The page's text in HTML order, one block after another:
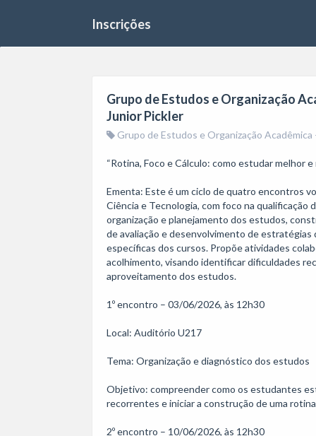
Inscrições
Grupo de Estudos e Organização
Junior Pickler
Grupo de Estudos e Organização
“Rotina, Foco e Cálculo: como estudar melhor
Ementa: Este é um ciclo de quatro encontros
Ciência e Tecnologia, com foco na
organização e planejamento dos estudos,
de avaliação e desenvolvimento de estratégias
específicas dos cursos. Propõe atividades
acolhimento, visando identificar dificuldades
aproveitamento dos estudos.
1º encontro – 03/06/2026, às 12h30
Local: Auditório U217
Tema: Organização e diagnóstico dos estudos
Objetivo: compreender como os estudantes
recorrentes e iniciar a construção de uma
2º encontro – 10/06/2026, às 12h30